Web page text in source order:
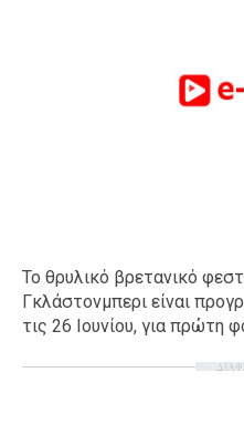
Το θρυλικό βρετανικό
Γκλάστονμπερι είναι
τις 26 Ιουνίου, για πρώτη